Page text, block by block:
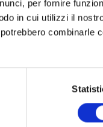
per fornire
in cui utilizzi il
combinarle